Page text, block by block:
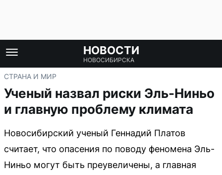
НОВОСТИ
НОВОСИБИРСКА
СТРАНА И МИР
Ученый назвал риски Эль-Ниньо
и главную проблему климата
Новосибирский ученый Геннадий Платов
считает, что опасения по поводу феномена Эль-
Ниньо могут быть преувеличены, а главная